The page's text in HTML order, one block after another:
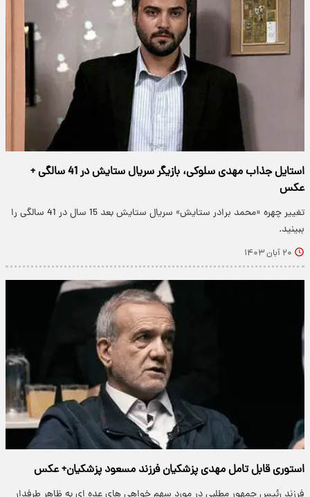
استایل جذاب مهدی سلوکی، بازیگر سریال ستایش در 41 سالگی +
عکس
تغییر چهره «محمد برادر ستایش» سریال ستایش بعد 15 سال در 41 سالگی را
ببینید.
۲۰ آبان ۱۴۰۳
استوری قابل تامل مهدی پزشکیان فرزند مسعود پزشکیان+ عکس